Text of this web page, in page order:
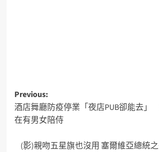
Previous:
酒店舞廳防疫停業「夜店PUB卻能去
在有男女陪侍
(影)親吻五星旗也沒用 塞爾維亞總統